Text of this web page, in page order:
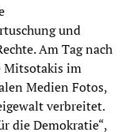
und
Am Tag nach
Mitsotakis im
Medien Fotos,
verbreitet.
die Demokratie“,